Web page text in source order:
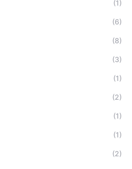
(1)
(6)
(8)
(3)
(1)
(2)
(1)
(1)
(2)